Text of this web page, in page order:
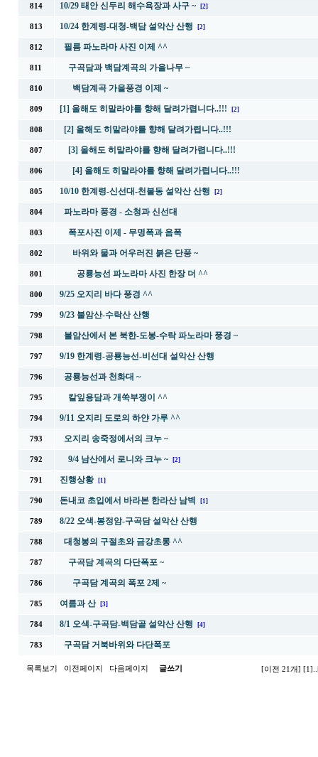
814 10/29 태안 신두리 해수욕장과 사구 ~ [2]
813 10/24 한계령-대청-백담 설악산 산행 [2]
812 필름 파노라마 사진 이제 ^^
811 구곡담과 백담계곡의 가을나무 ~
810 백담계곡 가을풍경 이제 ~
809 [1] 올해도 히말라야를 향해 달려가렵니다..!!! [2]
808 [2] 올해도 히말라야를 향해 달려가렵니다..!!!
807 [3] 올해도 히말라야를 향해 달려가렵니다..!!!
806 [4] 올해도 히말라야를 향해 달려가렵니다..!!!
805 10/10 한계령-신선대-천불동 설악산 산행 [2]
804 파노라마 풍경 - 소청과 신선대
803 폭포사진 이제 - 무명폭과 음폭
802 바위와 물과 어우러진 붉은 단풍 ~
801 공룡능선 파노라마 사진 한장 더 ^^
800 9/25 오지리 바다 풍경 ^^
799 9/23 불암산-수락산 산행
798 불암산에서 본 북한-도봉-수락 파노라마 풍경 ~
797 9/19 한계령-공룡능선-비선대 설악산 산행
796 공룡능선과 천화대 ~
795 칼잎용담과 개쑥부쟁이 ^^
794 9/11 오지리 도로의 하얀 가루 ^^
793 오지리 송죽정에서의 크누 ~
792 9/4 남산에서 로니와 크누 ~ [2]
791 진행상황 [1]
790 돈내코 초입에서 바라본 한라산 남벽 [1]
789 8/22 오색-봉정암-구곡담 설악산 산행
788 대청봉의 구절초와 금강초롱 ^^
787 구곡담 계곡의 다단폭포 ~
786 구곡담 계곡의 폭포 2제 ~
785 여름과 산 [3]
784 8/1 오색-구곡담-백담골 설악산 산행 [4]
783 구곡담 거북바위와 다단폭포
목록보기 이전페이지 다음페이지 글쓰기 [이전 21개] [1]